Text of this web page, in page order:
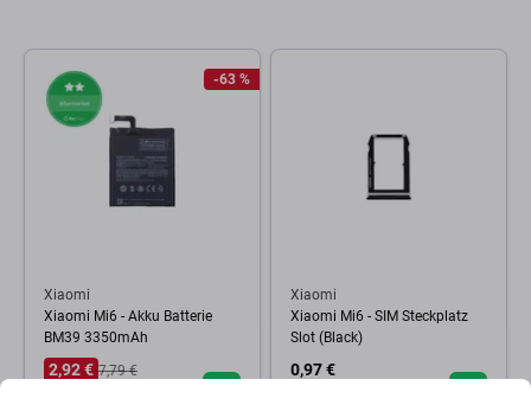
-63 %
Xiaomi
Xiaomi Mi6 - Akku Batterie
BM39 3350mAh
2,92 € 7,79 €
Xiaomi
Xiaomi Mi6 - SIM Steckplatz
Slot (Black)
0,97 €